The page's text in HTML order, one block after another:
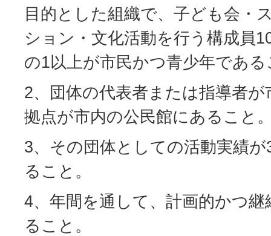
目的とした組織で、子ども会・
ション・文化活動を行う構成員
の1以上が市民かつ青少年であ
2、団体の代表者または指導者
拠点が市内の公民館にあること
3、その団体としての活動実績
ること。
4、年間を通して、計画的かつ
ること。